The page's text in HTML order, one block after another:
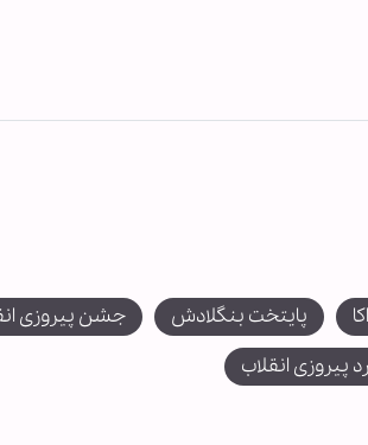
پایتخت بنگلادش
جشن پیروزی
انقلاب